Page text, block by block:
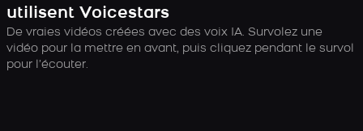
utilisent Voicestars
De vraies vidéos créées avec des voix IA. Survolez une
vidéo pour la mettre en avant, puis cliquez pendant le survol
pour l’écouter.